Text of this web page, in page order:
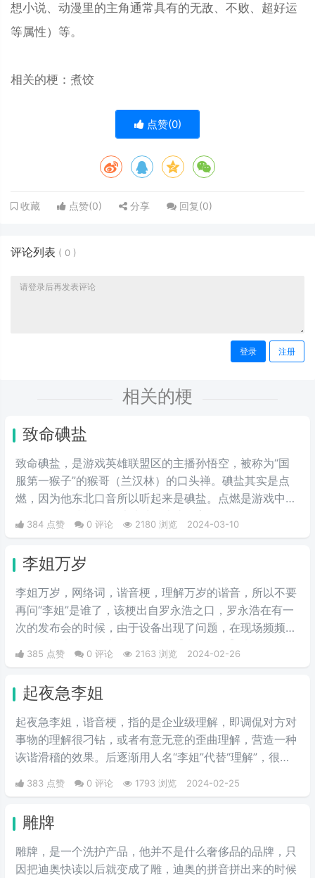
想小说、动漫里的主角通常具有的无敌、不败、超好运
等属性）等。
相关的梗：煮饺
点赞(0)
收藏 点赞(0) 分享 回复(0)
评论列表 ( 0 )
登录 注册
相关的梗
致命碘盐
致命碘盐，是游戏英雄联盟区的主播孙悟空，被称为“国
服第一猴子”的猴哥（兰汉林）的口头禅。碘盐其实是点
燃，因为他东北口音所以听起来是碘盐。点燃是游戏中的
一个召唤师技能，可以对对面造成伤害。
384 点赞 0 评论 2180 浏览 2024-03-10
李姐万岁
李姐万岁，网络词，谐音梗，理解万岁的谐音，所以不要
再问“李姐”是谁了，该梗出自罗永浩之口，罗永浩在有一
次的发布会的时候，由于设备出现了问题，在现场频频出
错，满头大汗的罗永浩不断地说【李姐万岁】来缓解尴
尬，然后被一些锤子的粉丝疯狂传播。疯狂复读，每每出
可以说相当沙雕了，哈哈哈哈哈哈哈哈哈。
385 点赞 0 评论 2163 浏览 2024-02-26
起夜急李姐
起夜急李姐，谐音梗，指的是企业级理解，即调侃对方对
事物的理解很刁钻，或者有意无意的歪曲理解，营造一种
诙谐滑稽的效果。后逐渐用人名“李姐”代替“理解”，很有
383 点赞 0 评论 1793 浏览 2024-02-25
雕牌
雕牌，是一个洗护产品，他并不是什么奢侈品的品牌，只
因把迪奥快读以后就变成了雕，迪奥的拼音拼出来的时候